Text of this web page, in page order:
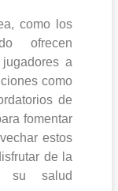
como los
ofrecen
a
como
de
fomentar
estos
de la
su salud